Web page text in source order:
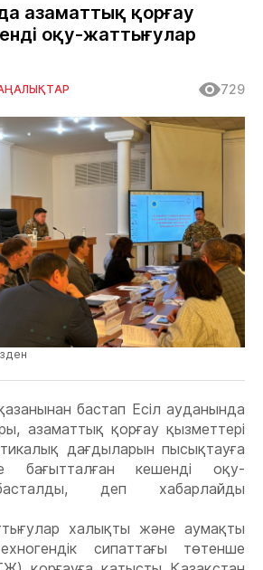
азаматтық қорғау
оқу-жаттығулар
729
бастап Есіл ауданында
азаматтық қорғау қызметтері
дағдыларын пысықтауға
бағытталған кешенді оқу-
деп хабарлайды
халықты және аумақты
сипаттағы төтенше